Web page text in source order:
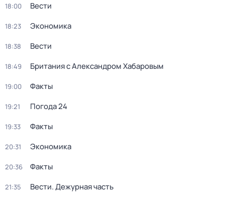
18:00 Вести
18:23 Экономика
18:38 Вести
18:49 Британия с Александром Хабаровым
19:00 Факты
19:21 Погода 24
19:33 Факты
20:31 Экономика
20:36 Факты
21:35 Вести. Дежурная часть